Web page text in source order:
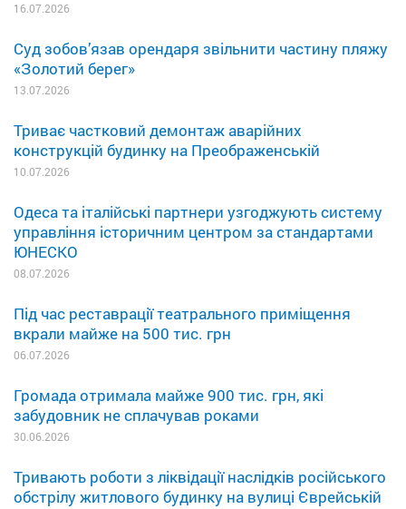
16.07.2026
Суд зобов’язав орендаря звільнити частину пляжу
«Золотий берег»
13.07.2026
Триває частковий демонтаж аварійних
конструкцій будинку на Преображенській
10.07.2026
Одеса та італійські партнери узгоджують систему
управління історичним центром за стандартами
ЮНЕСКО
08.07.2026
Під час реставрації театрального приміщення
вкрали майже на 500 тис. грн
06.07.2026
Громада отримала майже 900 тис. грн, які
забудовник не сплачував роками
30.06.2026
Тривають роботи з ліквідації наслідків російського
обстрілу житлового будинку на вулиці Єврейській